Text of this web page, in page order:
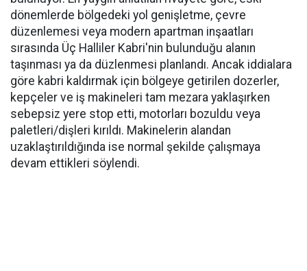
dönemlerde bölgedeki yol genişletme, çevre
düzenlemesi veya modern apartman inşaatları
sırasında Üç Halliler Kabri'nin bulunduğu alanın
taşınması ya da düzlenmesi planlandı. Ancak iddialara
göre kabri kaldırmak için bölgeye getirilen dozerler,
kepçeler ve iş makineleri tam mezara yaklaşırken
sebepsiz yere stop etti, motorları bozuldu veya
paletleri/dişleri kırıldı. Makinelerin alandan
uzaklaştırıldığında ise normal şekilde çalışmaya
devam ettikleri söylendi.